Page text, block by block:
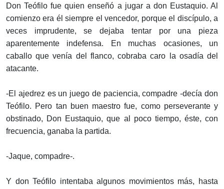
Don Teófilo fue quien enseñó a jugar a don Eustaquio. Al
comienzo era él siempre el vencedor, porque el discípulo, a
veces imprudente, se dejaba tentar por una pieza
aparentemente indefensa. En muchas ocasiones, un
caballo que venía del flanco, cobraba caro la osadía del
atacante.
-El ajedrez es un juego de paciencia, compadre -decía don
Teófilo. Pero tan buen maestro fue, como perseverante y
obstinado, Don Eustaquio, que al poco tiempo, éste, con
frecuencia, ganaba la partida.
-Jaque, compadre-.
Y don Teófilo intentaba algunos movimientos más, hasta